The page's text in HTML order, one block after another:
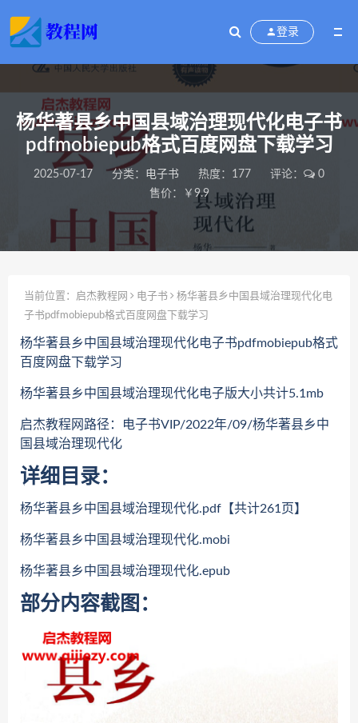
登录
杨华著县乡中国县域治理现代化电子书
pdfmobiepub格式百度网盘下载学习
2025-07-17 分类： 电子书 热度：177 评论：
0
售价：￥9.9
当前位置： 启杰教程网 电子书
杨华著县乡中国县域治理现代化电
子书pdfmobiepub格式百度网盘下载学习
杨华著县乡中国县域治理现代化电子书pdfmobiepub格式
百度网盘下载学习
杨华著县乡中国县域治理现代化电子版大小共计5.1mb
启杰教程网路径：电子书VIP/2022年/09/杨华著县乡中
国县域治理现代化
详细目录：
杨华著县乡中国县域治理现代化.pdf【共计261页】
杨华著县乡中国县域治理现代化.mobi
杨华著县乡中国县域治理现代化.epub
部分内容截图：